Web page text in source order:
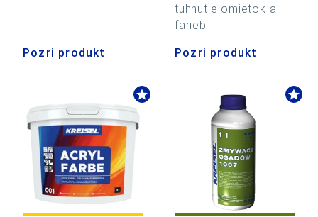
Pozri produkt
tuhnutie omietok a
farieb
Pozri produkt